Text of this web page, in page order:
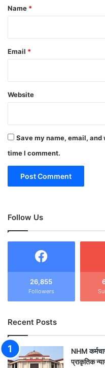
*
Name *
Email *
Website
Save my name, email,
time I comment.
Follow Us
26,855
Followers
Recent Posts
NHM
प्राकृतिक